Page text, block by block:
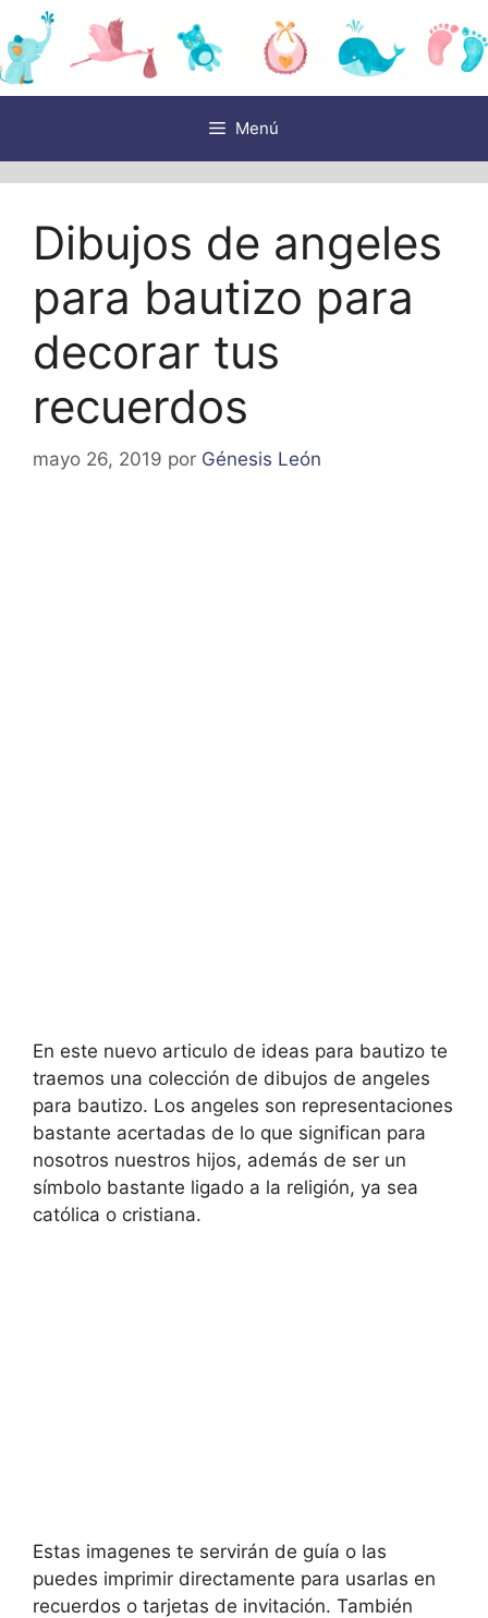
Saltar
al
contenido
Menú
Dibujos de angeles
para bautizo para
decorar tus
recuerdos
mayo 26, 2019 por Génesis León
En este nuevo articulo de ideas para bautizo te
traemos una colección de dibujos de angeles
para bautizo. Los angeles son representaciones
bastante acertadas de lo que significan para
nosotros nuestros hijos, además de ser un
símbolo bastante ligado a la religión, ya sea
católica o cristiana.
Estas imagenes te servirán de guía o las
puedes imprimir directamente para usarlas en
recuerdos o tarjetas de invitación. También